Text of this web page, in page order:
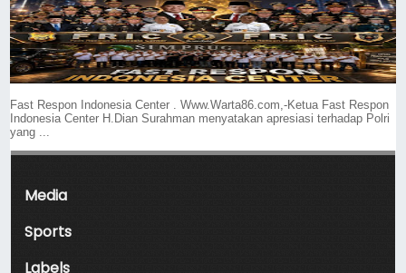
Fast Respon Indonesia Center . Www.Warta86.com,-Ketua Fast Respon
Indonesia Center H.Dian Surahman menyatakan apresiasi terhadap Polri
yang ...
Media
Sports
Labels